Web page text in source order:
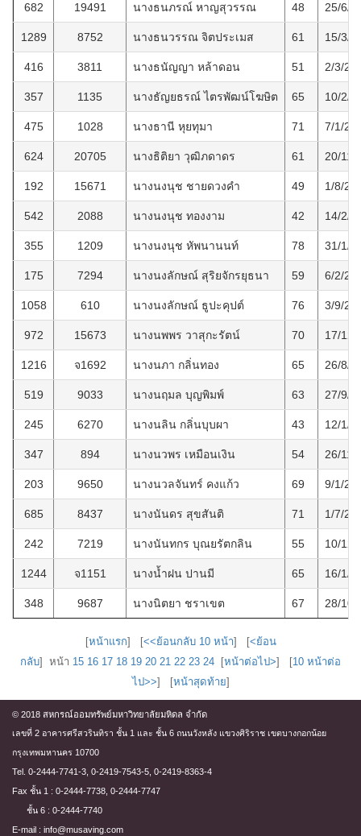
682 19491 นางธนภรณ์ หาญสุวรรณ 48 25/6/
1289 8752 นางธนวรรณ จิตประเมส 61 15/3/
416 3811 นางธนัญญา หล้าดอน 51 2/3/
357 1135 นางธัญยธรณ์ ไตรพัฒน์โฆษิต 65 10/2/
475 1028 นางธานี หุยทุมา 71 7/1/
624 20705 นางธิติยา วุฒิภดาดร 61 20/11/
192 15671 นางนงนุช ชายดวงคำ 49 1/8/
542 2088 นางนงนุช ทองงาม 42 14/2/
355 1209 นางนงนุช หัพนานนท์ 78 31/1/
175 7294 นางนงลักษณ์ สุริยจักรยุธนา 59 6/2/
1058 610 นางนงลักษณ์ ธูปะคุปต์ 76 3/9/
972 15673 นางนพพร วาสุกะรัตน์ 70 17/12/
1216 จ1692 นางนภา กลิ่นทอง 65 26/8/
519 9033 นางนฤมล บุญพิมพ์ 63 27/9/
245 6270 นางนลิน กลิ่นบุบผา 43 12/1/
347 894 นางนวพร เหมือนเงิน 54 26/11/
203 9650 นางนวลจันทร์ คงแก้ว 69 9/1/
685 8437 นางนันดร สุขสันติ 71 1/7/
242 7219 นางนันทกร บุณยรัตกลิน 55 10/12/
1244 จ1151 นางน้ำฝน ปานมี 65 16/1/
348 9687 นางนิตยา ชราเขต 67 28/10/
[หน้าแรก] [<<ย้อนกลับ 10 หน้า] [<ย้อน
กลับ] หน้า 15 16 17 18 19 20 21 22 23 24 [หน้าต่อไป>] [10 หน้าต่อ
ไป>>] [หน้าสุดท้าย]
© 2018 สหกรณ์ออมทรัพย์มหาวิทยาลัยมหิดล จำกัด
เลขที่ 2 อาคารศรีสวรินทิรา ชั้น 1 และ ชั้น 6 ถนนวังหลัง แขวงศิริราช เขตบางกอกน้อย
กรุงเทพมหานคร 10700
Tel. 0-2444-7741-3, 0-2419-7543-5, 0-2419-8363-4
Fax ชั้น 1 : 0-2444-7738, 0-2444-7747
ชั้น 6 : 0-2444-7740
E-mail : info@musaving.com